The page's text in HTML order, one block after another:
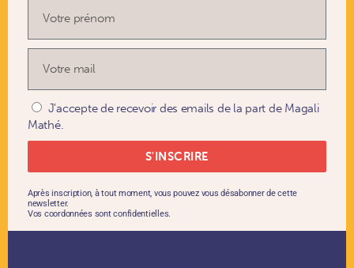
J'accepte de recevoir des emails de la part de Magali
Mathé.
S'INSCRIRE
Après inscription, à tout moment, vous pouvez vous désabonner de cette
newsletter.
Vos coordonnées sont confidentielles.